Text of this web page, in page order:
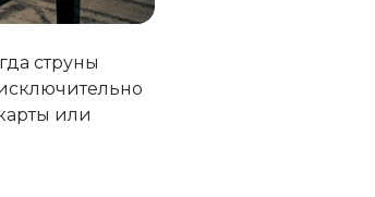
струны
или